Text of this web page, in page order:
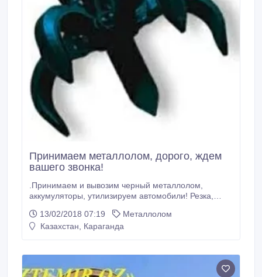
Принимаем металлолом, дорого, ждем
вашего звонка!
.Принимаем и вывозим черный металлолом,
аккумуляторы, утилизируем автомобили! Резка,
работы! Высокая цена! Все документы! Лицензия!.
13/02/2018 07:19
Металлолом
Казахстан, Караганда